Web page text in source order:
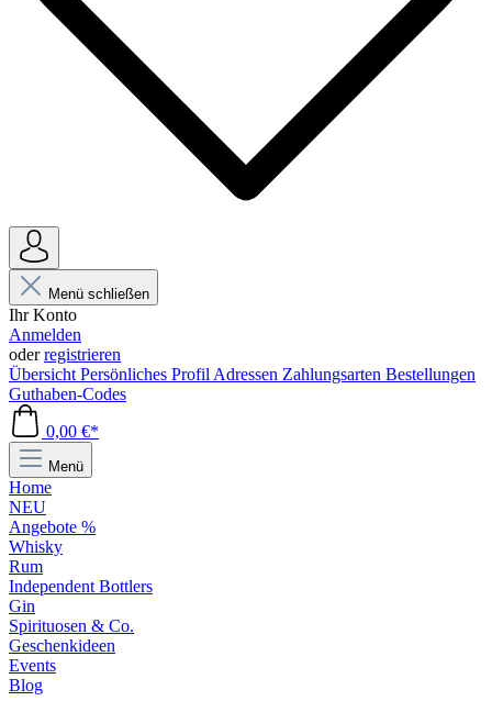
Menü schließen
Ihr Konto
Anmelden
oderregistrieren
Übersicht Persönliches Profil Adressen Zahlungsarten Bestellungen
Guthaben-Codes
0,00 €*
Menü
Home
NEU
Angebote %
Whisky
Rum
Independent Bottlers
Gin
Spirituosen & Co.
Geschenkideen
Events
Blog